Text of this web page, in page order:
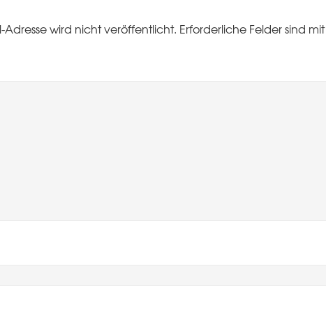
Adresse wird nicht veröffentlicht. Erforderliche Felder sind mit